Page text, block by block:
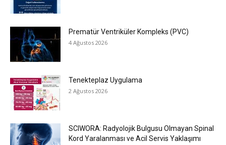
Prematür Ventriküler Kompleks (PVC)
4 Ağustos 2026
Tenekteplaz Uygulama
2 Ağustos 2026
SCIWORA: Radyolojik Bulgusu Olmayan Spinal
Kord Yaralanması ve Acil Servis Yaklaşımı